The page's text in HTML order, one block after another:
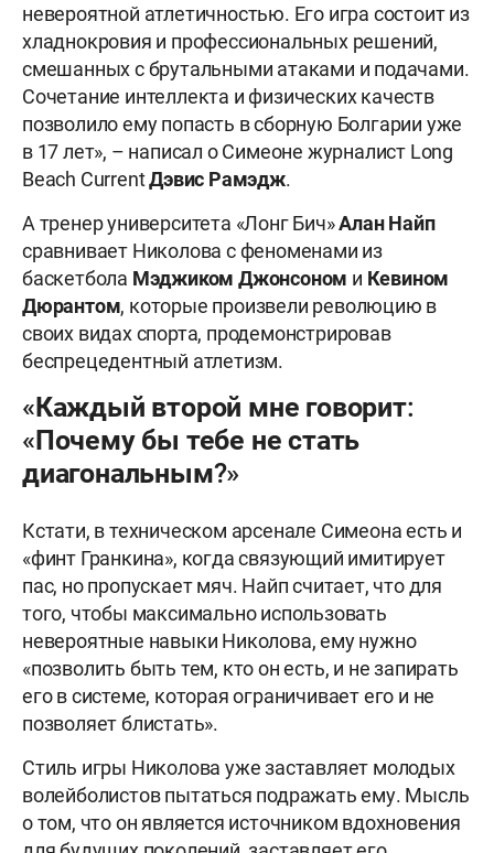
невероятной атлетичностью. Его игра состоит из
хладнокровия и профессиональных решений,
смешанных с брутальными атаками и подачами.
Сочетание интеллекта и физических качеств
позволило ему попасть в сборную Болгарии уже
в 17 лет», – написал о Симеоне журналист Long
Beach CurrentДэвис Рамэдж.
А тренер университета «Лонг Бич»Алан Найп
сравнивает Николова с феноменами из
баскетбола Мэджиком Джонсоном и Кевином
Дюрантом, которые произвели революцию в
своих видах спорта, продемонстрировав
беспрецедентный атлетизм.
«Каждый второй мне говорит:
«Почему бы тебе не стать
диагональным?»
Кстати, в техническом арсенале Симеона есть и
«финт Гранкина», когда связующий имитирует
пас, но пропускает мяч. Найп считает, что для
того, чтобы максимально использовать
невероятные навыки Николова, ему нужно
«позволить быть тем, кто он есть, и не запирать
его в системе, которая ограничивает его и не
позволяет блистать».
Стиль игры Николова уже заставляет молодых
волейболистов пытаться подражать ему. Мысль
о том, что он является источником вдохновения